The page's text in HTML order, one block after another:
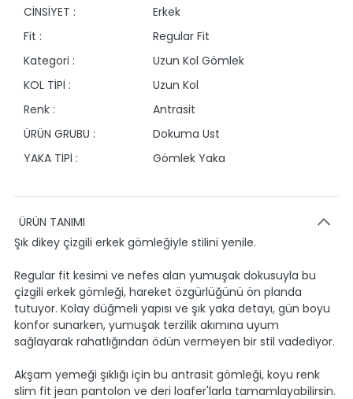
CİNSİYET :
Erkek
Fit :
Regular Fit
Kategori :
Uzun Kol Gömlek
KOL TİPİ :
Uzun Kol
Renk :
Antrasit
ÜRÜN GRUBU :
Dokuma Ust
YAKA TİPİ :
Gömlek Yaka
ÜRÜN TANIMI
Şık dikey çizgili erkek gömleğiyle stilini yenile.
Regular fit kesimi ve nefes alan yumuşak dokusuyla bu
çizgili erkek gömleği, hareket özgürlüğünü ön planda
tutuyor. Kolay düğmeli yapısı ve şık yaka detayı, gün boyu
konfor sunarken, yumuşak terzilik akımına uyum
sağlayarak rahatlığından ödün vermeyen bir stil vadediyor.
Akşam yemeği şıklığı için bu antrasit gömleği, koyu renk
slim fit jean pantolon ve deri loafer'larla tamamlayabilirsin.